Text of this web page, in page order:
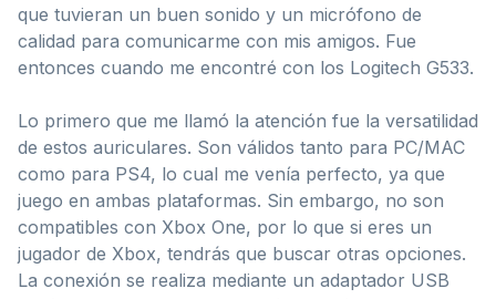
que tuvieran un buen sonido y un micrófono de
calidad para comunicarme con mis amigos. Fue
entonces cuando me encontré con los Logitech G533.
Lo primero que me llamó la atención fue la versatilidad
de estos auriculares. Son válidos tanto para PC/MAC
como para PS4, lo cual me venía perfecto, ya que
juego en ambas plataformas. Sin embargo, no son
compatibles con Xbox One, por lo que si eres un
jugador de Xbox, tendrás que buscar otras opciones.
La conexión se realiza mediante un adaptador USB